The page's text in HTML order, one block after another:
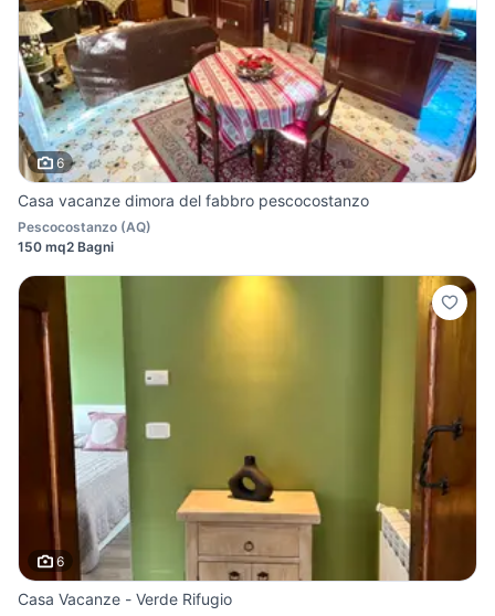
6
Casa vacanze dimora del fabbro pescocostanzo
Pescocostanzo (AQ)
150 mq2 Bagni
6
Casa Vacanze - Verde Rifugio